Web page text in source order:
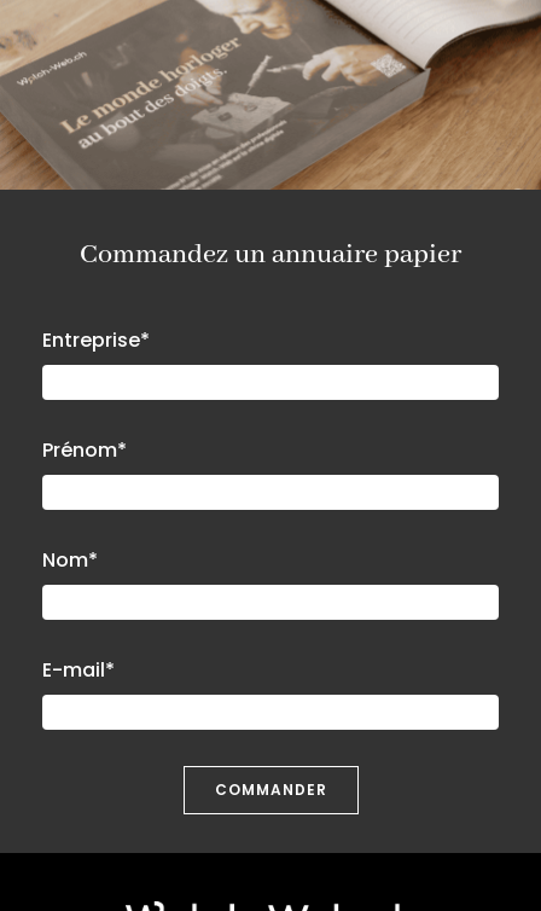
Commandez un annuaire papier
Entreprise*
Prénom*
Nom*
E-mail*
COMMANDER